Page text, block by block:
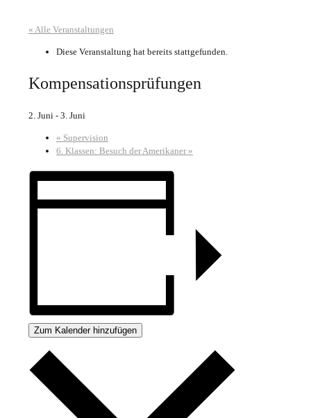
« Alle Veranstaltungen
Diese Veranstaltung hat bereits stattgefunden.
Kompensationsprüfungen
2. Juni - 3. Juni
« Supervision
6. Klassen: Besuch der Amerikaner »
Zum Kalender hinzufügen